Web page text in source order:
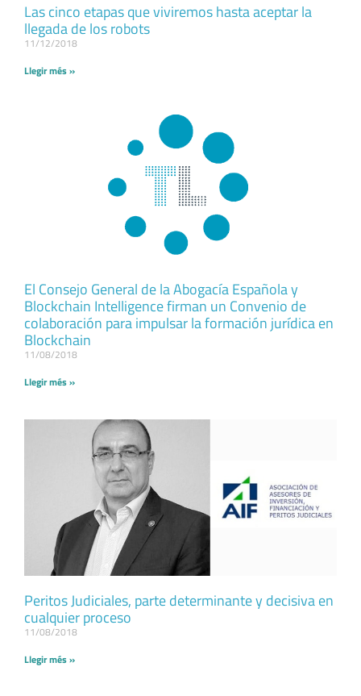
Las cinco etapas que viviremos hasta aceptar la
llegada de los robots
11/12/2018
Llegir més »
El Consejo General de la Abogacía Española y
Blockchain Intelligence firman un Convenio de
colaboración para impulsar la formación jurídica en
Blockchain
11/08/2018
Llegir més »
Peritos Judiciales, parte determinante y decisiva en
cualquier proceso
11/08/2018
Llegir més »